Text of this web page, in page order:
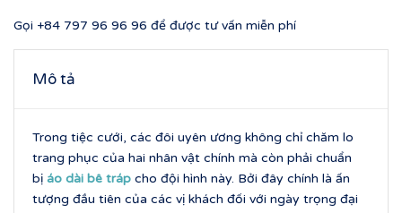
Gọi +84 797 96 96 96 để được tư vấn miễn phí
Mô tả
Trong tiệc cưới, các đôi uyên ương không chỉ chăm lo
trang phục của hai nhân vật chính mà còn phải chuẩn
bị áo dài bê tráp cho đội hình này. Bởi đây chính là ấn
tượng đầu tiên của các vị khách đối với ngày trọng đại